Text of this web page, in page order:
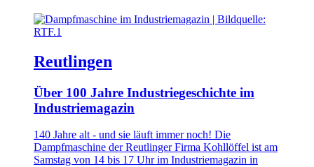
Reutlingen
Über 100 Jahre Industriegeschichte im
Industriemagazin
140 Jahre alt - und sie läuft immer noch! Die
Dampfmaschine der Reutlinger Firma Kohllöffel ist am
Samstag von 14 bis 17 Uhr im Industriemagazin in